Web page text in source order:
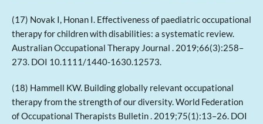
(17) Novak I, Honan I. Effectiveness of paediatric occupational
therapy for children with disabilities: a systematic review.
Australian Occupational Therapy Journal . 2019;66(3):258–
273. DOI 10.1111/1440-1630.12573.
(18) Hammell KW. Building globally relevant occupational
therapy from the strength of our diversity. World Federation
of Occupational Therapists Bulletin . 2019;75(1):13–26. DOI